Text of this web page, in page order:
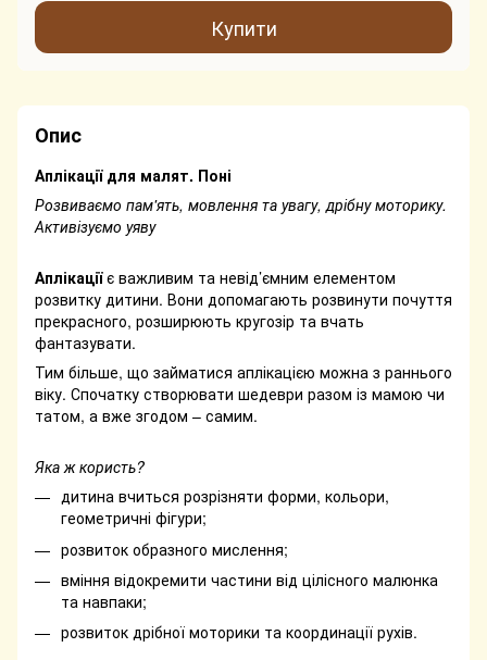
Купити
Опис
Аплікації для малят. Поні
Розвиваємо пам'ять, мовлення та увагу, дрібну моторику.
Активізуємо уяву
Аплікаціїє важливим та невід’ємним елементом
розвитку дитини. Вони допомагають розвинути почуття
прекрасного, розширюють кругозір та вчать
фантазувати.
Тим більше, що займатися аплікацією можна з раннього
віку. Спочатку створювати шедеври разом із мамою чи
татом, а вже згодом – самим.
Яка ж користь?
дитина вчиться розрізняти форми, кольори,
геометричні фігури;
розвиток образного мислення;
вміння відокремити частини від цілісного малюнка
та навпаки;
розвиток дрібної моторики та координації рухів.